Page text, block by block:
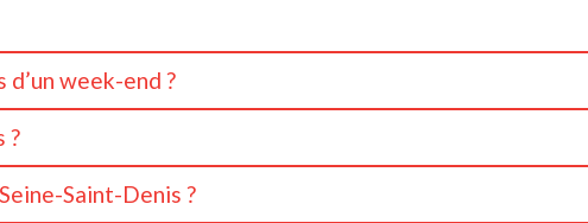
est de Paris, en région Île-de-France. Souvent surnommé le “93”,
métro, au RER, au tramway et aux grands axes franciliens.
week-end ?
l'Ourcq, les marchés populaires, les parcours street art, les
?
attire les passionnés d’histoire, d’architecture et de
Saint-Denis ?